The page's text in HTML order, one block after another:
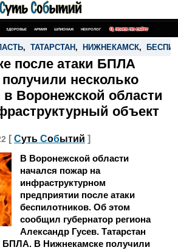
ЗДОРОВЬЕ АРМИЯ ШПИОНАЖ НЕКРОЛОГ ПОИСК ПО САЙТУ
, ТАТАРСТАН , НИЖНЕКАМСК,
после атаки БПЛА
несколько
Воронежской области
объект
[ Суть Событий ]
В Воронежской области
начался пожар на
инфраструктурном
предприятии после атаки
беспилотников. Об этом
сообщил губернатор региона
Александр Гусев. Татарстан
БПЛА. В Нижнекамске получили